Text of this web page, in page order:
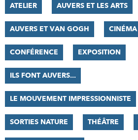
ATELIER AUVERS ET LES ARTS
AUVERS ET VAN GOGH CINÉMA
CONFÉRENCE EXPOSITION
ILS FONT AUVERS...
LE MOUVEMENT IMPRESSIONNISTE
SORTIES NATURE THÉÂTRE